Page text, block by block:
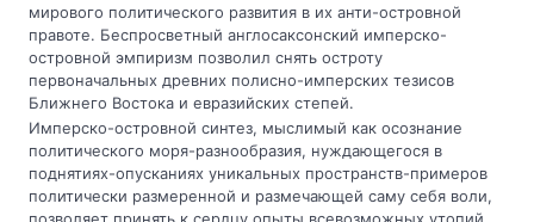
мирового политического развития в их анти-островной
правоте. Беспросветный англосаксонский имперско-
островной эмпиризм позволил снять остроту
первоначальных древних полисно-имперских тезисов
Ближнего Востока и евразийских степей.
Имперско-островной синтез, мыслимый как осознание
политического моря-разнообразия, нуждающегося в
поднятиях-опусканиях уникальных пространств-примеров
политически размеренной и размечающей саму себя воли,